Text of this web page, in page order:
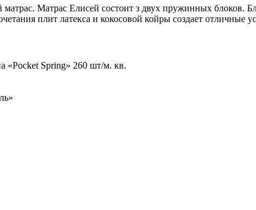
Матрас Елисей состоит з двух пружинных блоков.
плит латекса и кокосовой койры создает отличные
«Pocket Spring» 260 шт/м. кв.